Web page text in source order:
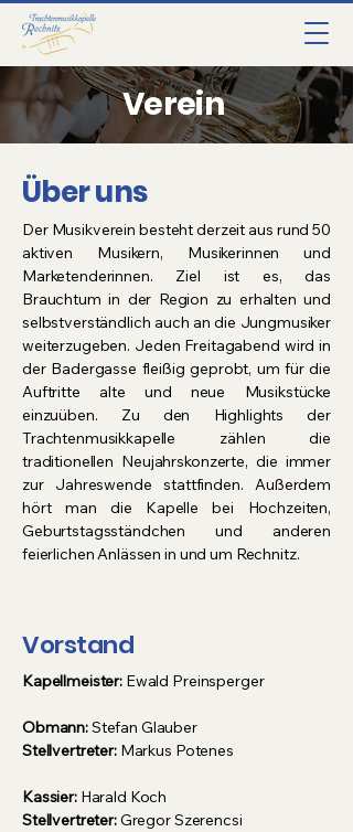
Verein
Über uns
Der Musikverein besteht derzeit aus rund 50
aktiven Musikern, Musikerinnen und
Marketenderinnen. Ziel ist es, das
Brauchtum in der Region zu erhalten und
selbstverständlich auch an die Jungmusiker
weiterzugeben. Jeden Freitagabend wird in
der Badergasse fleißig geprobt, um für die
Auftritte alte und neue Musikstücke
einzuüben. Zu den Highlights der
Trachtenmusikkapelle zählen die
traditionellen Neujahrskonzerte, die immer
zur Jahreswende stattfinden. Außerdem
hört man die Kapelle bei Hochzeiten,
Geburtstagsständchen und anderen
feierlichen Anlässen in und um Rechnitz.
Vorstand
Kapellmeister: Ewald Preinsperger
Obmann:Stefan Glauber
Stellvertreter: Markus Potenes
Kassier:Harald Koch
Stellvertreter:Gregor Szerencsi